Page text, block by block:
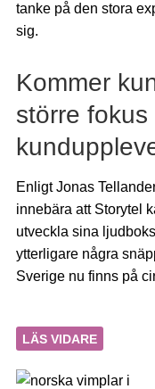
tanke på den stora
sig.
Kommer
större
Enligt Jonas
innebära att Storytel
utveckla sina
ytterligare några
Sverige nu finns på
LÄS VIDARE